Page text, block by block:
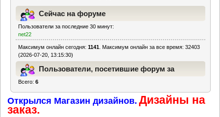
Сейчас на форуме
Пользователи за последние 30 минут:
net22
Максимум онлайн сегодня:1141 . Максимум онлайн за все время: 32403
(2026-07-20, 13:15:30)
Пользователи, посетившие форум за
Всего:6
Открылся Магазин дизайнов. Дизайны на
заказ.